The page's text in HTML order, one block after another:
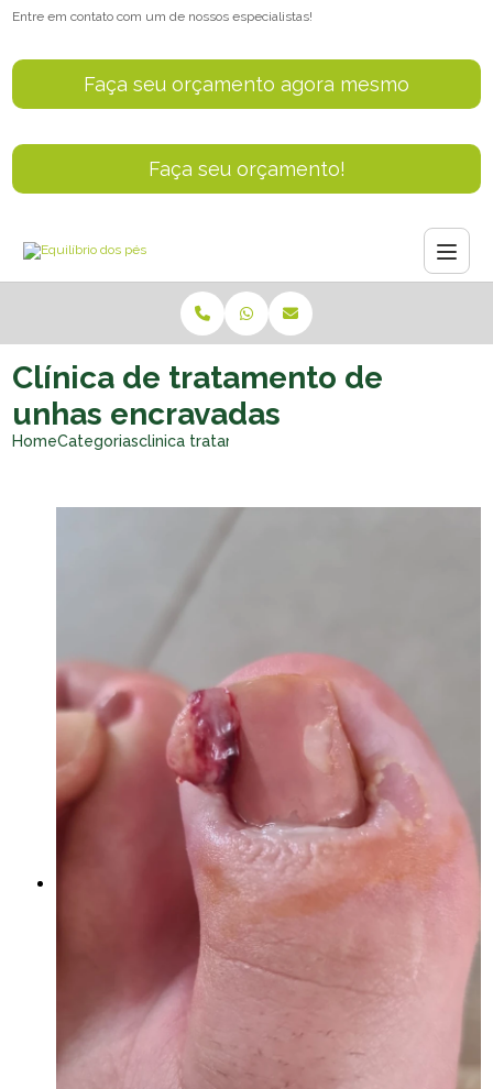
Entre em contato com um de nossos especialistas!
Faça seu orçamento agora mesmo
Faça seu orçamento!
HomeCategoriasclinica tratamento unhas encravadas
Clínica de tratamento de
unhas encravadas